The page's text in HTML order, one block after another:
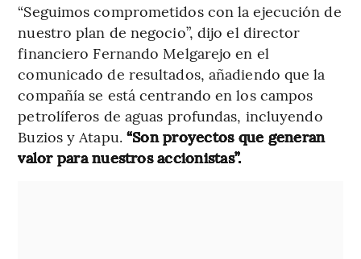
“Seguimos comprometidos con la ejecución de
nuestro plan de negocio”, dijo el director
financiero Fernando Melgarejo en el
comunicado de resultados, añadiendo que la
compañía se está centrando en los campos
petrolíferos de aguas profundas, incluyendo
Buzios y Atapu. “Son proyectos que generan
valor para nuestros accionistas”.